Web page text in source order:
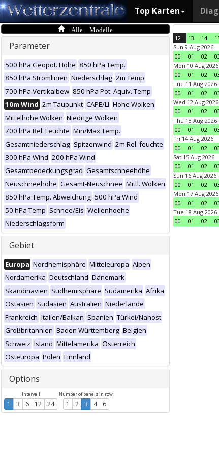
Top Karten
Alle Modelle
Parameter
500 hPa Geopot. Höhe 850 hPa Temp.
850 hPa Stromlinien Niederschlag 2m Temp
700 hPa Vertikalbew 850 hPa Pot. Äquiv. Temp
10m Wind 2m Taupunkt CAPE/LI Hohe Wolken
Mittelhohe Wolken Niedrige Wolken
700 hPa Rel. Feuchte Min/Max Temp.
Gesamtniederschlag Spitzenwind 2m Rel. feuchte
300 hPa Wind 200 hPa Wind
Gesamtbedeckungsgrad Gesamtschneehöhe
Neuschneehöhe Gesamt-Neuschnee Mittl. Wolken
850 hPa Temp. Abweichung 500 hPa Wind
50 hPa Temp Schnee/Eis Wellenhoehe
Niederschlagsform
Gebiet
Europa Nordhemisphäre Mitteleuropa Alpen
Nordamerika Deutschland Dänemark
Skandinavien Südhemisphäre Südamerika Afrika
Ostasien Südasien Australien Niederlande
Frankreich Italien/Balkan Spanien Türkei/Nahost
Großbritannien Baden Württemberg Belgien
Schweiz Island Mittelamerika Österreich
Osteuropa Polen Finnland
Options
Intervall
1 3 6 12 24
Number of panels in row
1 2 3 4 6
12 13 14
Sun 9 Aug 2026
00
01 02
Mon 10 Aug 2026
00
01 02
Tue 11 Aug 2026
00
01 02
Wed 12 Aug 2026
00
01 02
Thu 13 Aug 2026
00
01 02
Fri 14 Aug 2026
00
01 02
Sat 15 Aug 2026
00
01 02
Sun 16 Aug 2026
00
01 02
Mon 17 Aug 2026
00
01 02
Tue 18 Aug 2026
00
01 02